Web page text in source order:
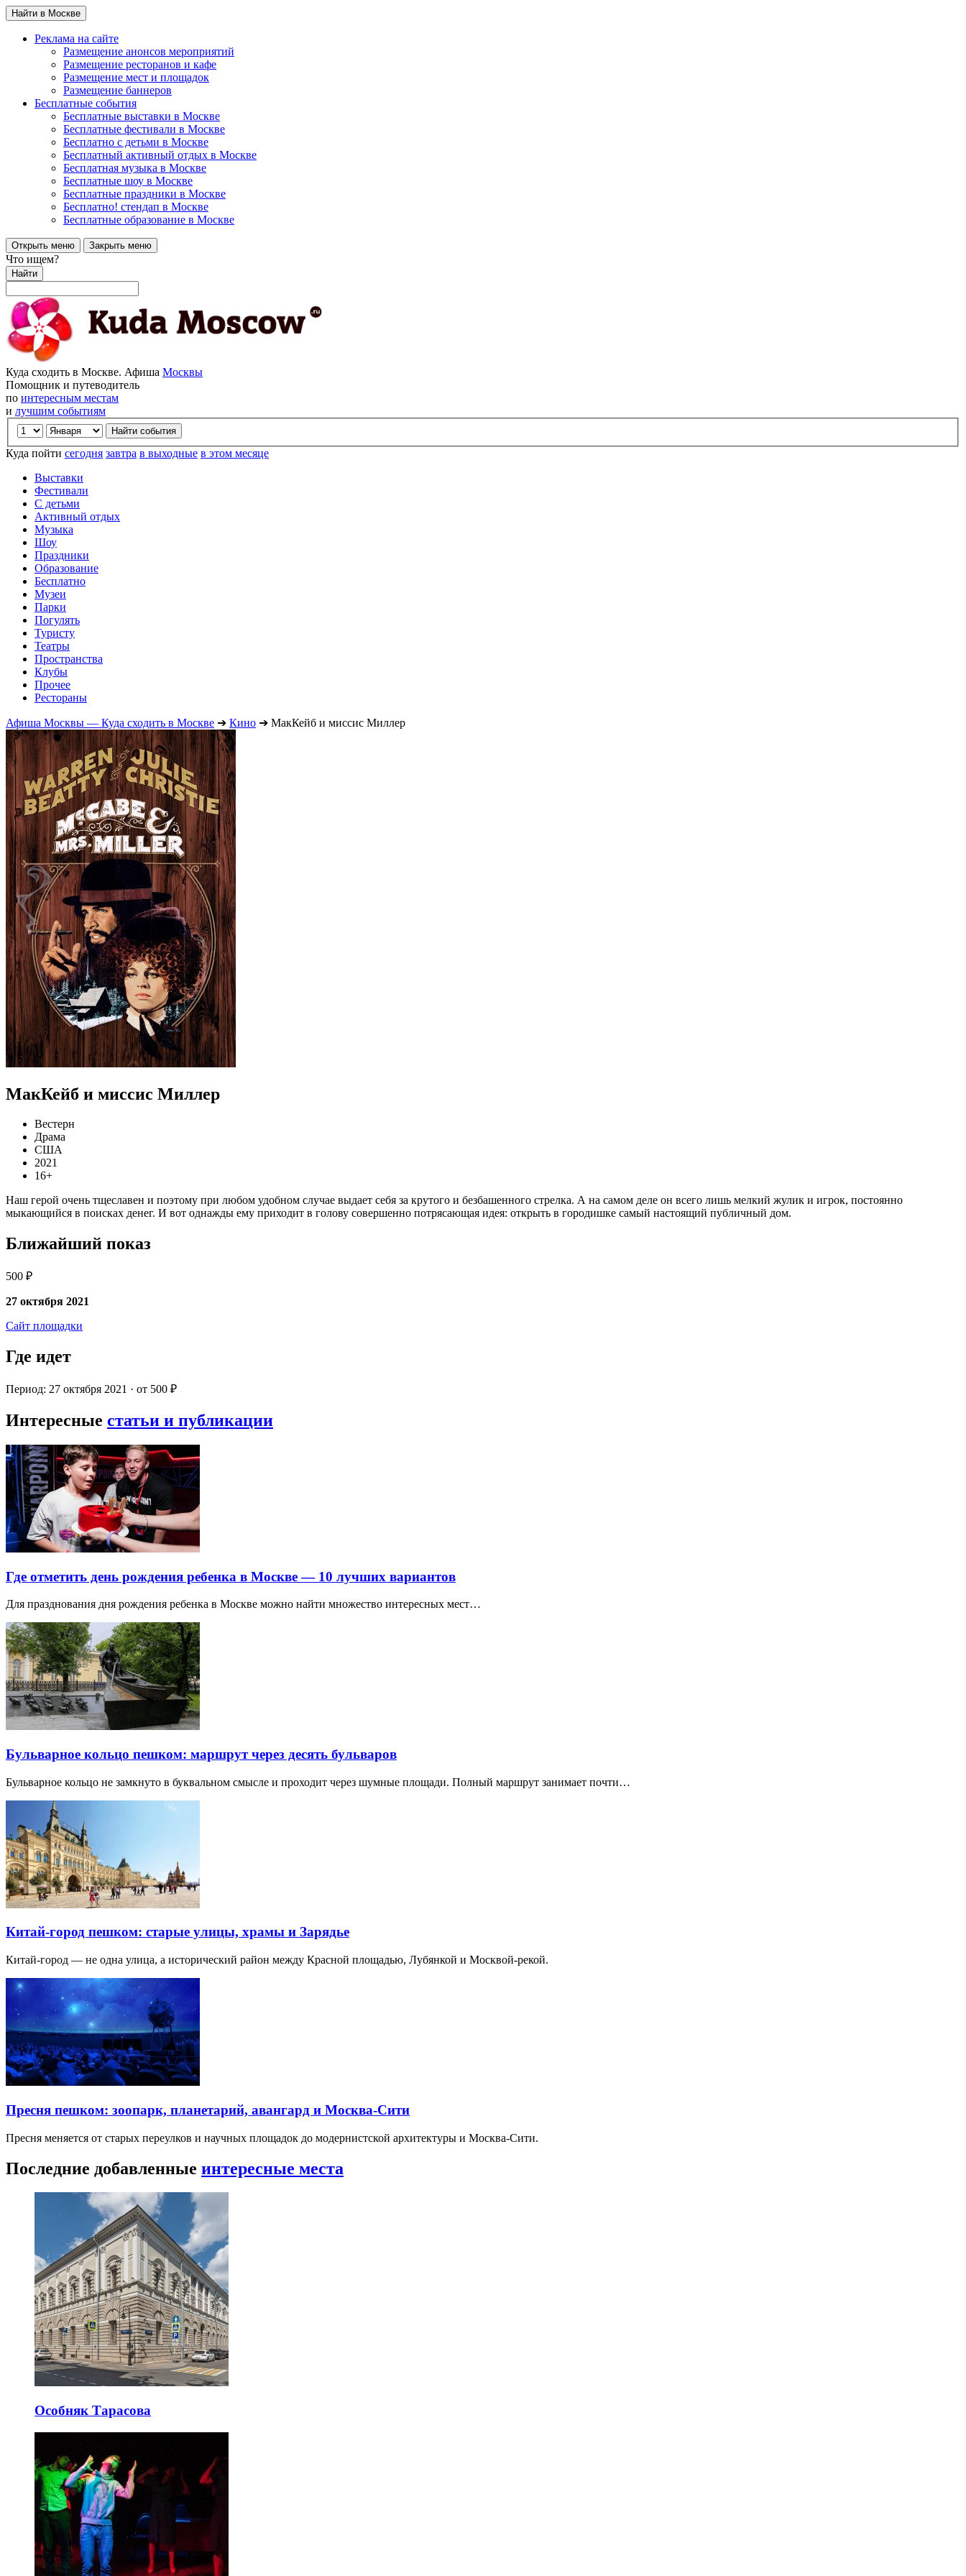
Найти в Москве
Реклама на сайте
Размещение анонсов мероприятий
Размещение ресторанов и кафе
Размещение мест и площадок
Размещение баннеров
Бесплатные события
Бесплатные выставки в Москве
Бесплатные фестивали в Москве
Бесплатно с детьми в Москве
Бесплатный активный отдых в Москве
Бесплатная музыка в Москве
Бесплатные шоу в Москве
Бесплатные праздники в Москве
Бесплатно! стендап в Москве
Бесплатные образование в Москве
Открыть меню Закрыть меню
Что ищем?
Найти
Куда сходить в Москве. Афиша Москвы
Помощник и путеводитель
по интересным местам
и лучшим событиям
Куда пойти сегодня завтра в выходные в этом месяце
Выставки
Фестивали
С детьми
Активный отдых
Музыка
Шоу
Праздники
Образование
Бесплатно
Музеи
Парки
Погулять
Туристу
Театры
Пространства
Клубы
Прочее
Рестораны
Афиша Москвы — Куда сходить в Москве ➔ Кино ➔ МакКейб и миссис Миллер
МакКейб и миссис Миллер
Вестерн
Драма
США
2021
16+
Наш герой очень тщеславен и поэтому при любом удобном случае выдает себя за крутого и безбашенного стрелка. А на самом деле он всего лишь мелкий жулик и игрок, постоянно
мыкающийся в поисках денег. И вот однажды ему приходит в голову совершенно потрясающая идея: открыть в городишке самый настоящий публичный дом.
Ближайший показ
500 ₽
27 октября 2021
Сайт площадки
Где идет
Период: 27 октября 2021 · от 500 ₽
Интересные статьи и публикации
Где отметить день рождения ребенка в Москве — 10 лучших вариантов
Для празднования дня рождения ребенка в Москве можно найти множество интересных мест…
Бульварное кольцо пешком: маршрут через десять бульваров
Бульварное кольцо не замкнуто в буквальном смысле и проходит через шумные площади. Полный маршрут занимает почти…
Китай-город пешком: старые улицы, храмы и Зарядье
Китай-город — не одна улица, а исторический район между Красной площадью, Лубянкой и Москвой-рекой.
Пресня пешком: зоопарк, планетарий, авангард и Москва-Сити
Пресня меняется от старых переулков и научных площадок до модернистской архитектуры и Москва-Сити.
Последние добавленные интересные места
Особняк Тарасова